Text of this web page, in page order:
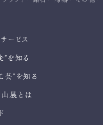
ービス
”を知る
芸”を知る
展とは